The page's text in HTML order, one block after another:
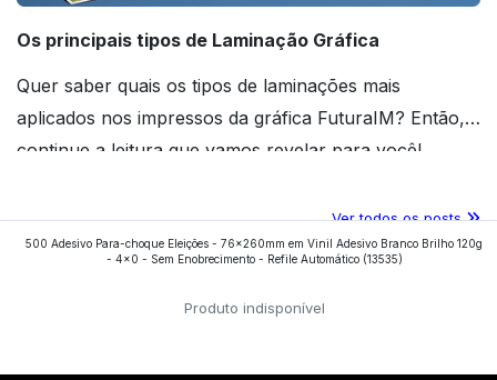
Os principais tipos de Laminação Gráfica
Quer saber quais os tipos de laminações mais
aplicados nos impressos da gráfica FuturaIM? Então,
continue a leitura que vamos revelar para você!
Ver todos os posts
500 Adesivo Para-choque Eleições - 76x260mm em Vinil Adesivo Branco Brilho 120g
- 4x0 - Sem Enobrecimento - Refile Automático(13535)
Produto indisponível